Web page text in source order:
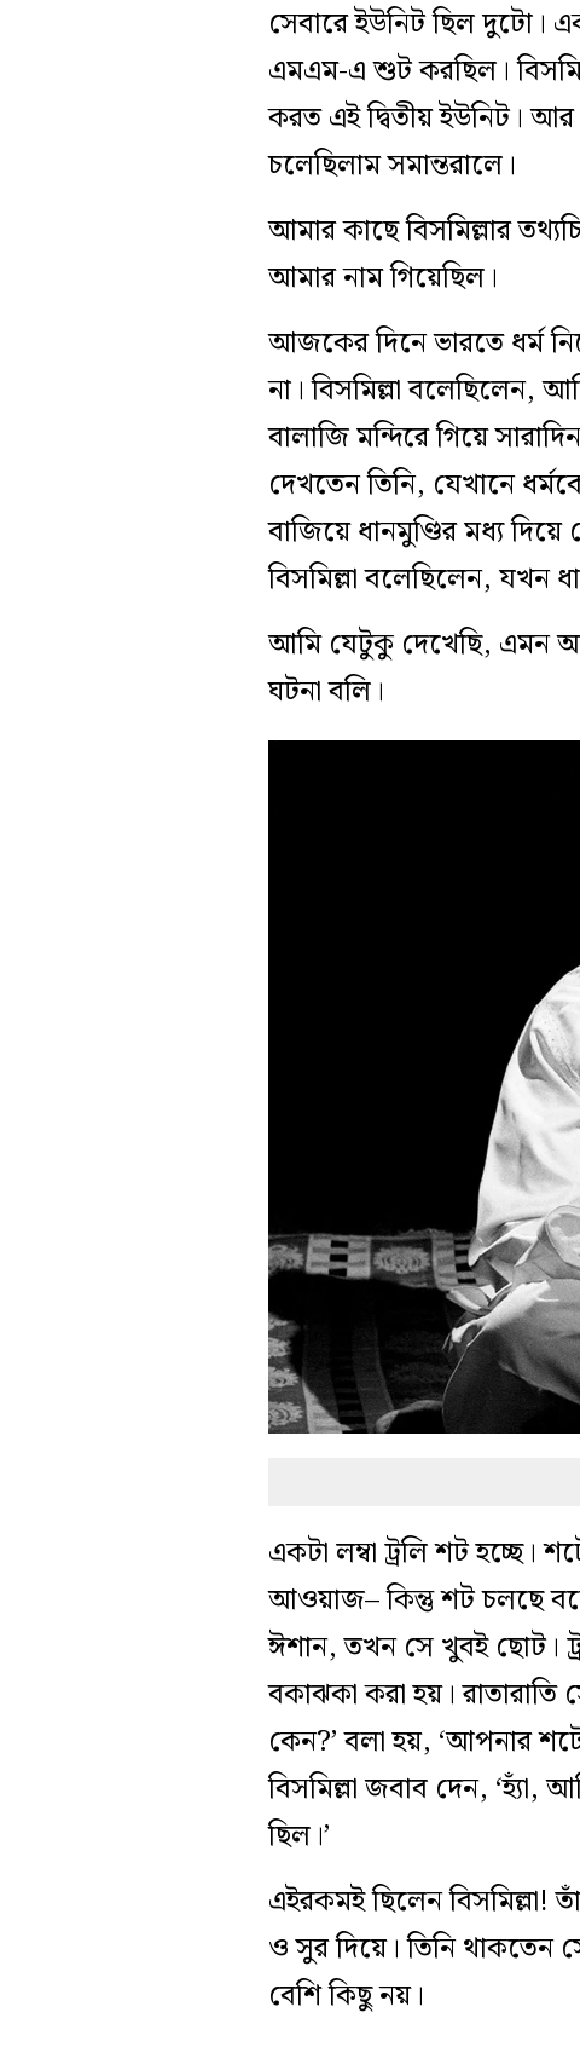
সেবারে ইউনিট ছিল দুটো।
এমএম-এ শুট করছিল।
করত এই দ্বিতীয় ইউনিট।
চলেছিলাম সমান্তরালে।
আমার কাছে বিসমিল্লার
আমার নাম গিয়েছিল।
আজকের দিনে ভারতে ধর্ম
না। বিসমিল্লা বলেছিলেন,
বালাজি মন্দিরে গিয়ে
দেখতেন তিনি, যেখানে
বাজিয়ে ধানমুণ্ডির মধ্য
বিসমিল্লা বলেছিলেন, যখন
আমি যেটুকু দেখেছি, এমন
ঘটনা বলি।
একটা লম্বা ট্রলি শট
আওয়াজ– কিন্তু শট চলছে
ঈশান, তখন সে খুবই ছোট।
বকাঝকা করা হয়।
কেন?’ বলা হয়, ‘আপনার
বিসমিল্লা জবাব দেন,
ছিল।’
এইরকমই ছিলেন বিসমিল্লা!
ও সুর দিয়ে। তিনি
বেশি কিছু নয়।